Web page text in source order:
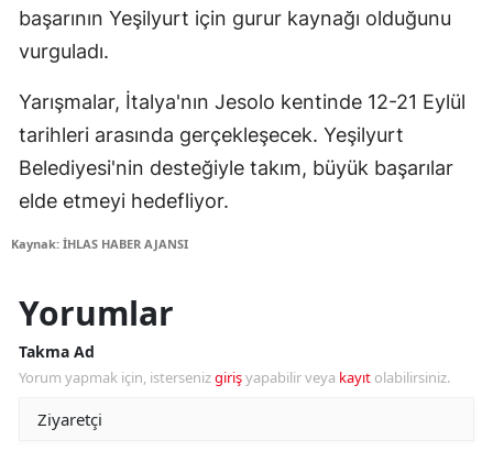
başarının Yeşilyurt için gurur kaynağı olduğunu
vurguladı.
Yarışmalar, İtalya'nın Jesolo kentinde 12-21 Eylül
tarihleri arasında gerçekleşecek. Yeşilyurt
Belediyesi'nin desteğiyle takım, büyük başarılar
elde etmeyi hedefliyor.
Kaynak: İHLAS HABER AJANSI
Yorumlar
Takma Ad
Yorum yapmak için, istersenizgirişyapabilir veya kayıt olabilirsiniz.